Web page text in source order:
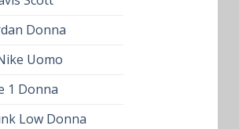
Donna
Uomo
1 Donna
Low Donna